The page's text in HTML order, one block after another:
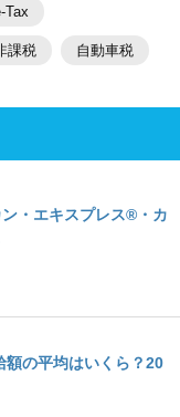
Tax
課税 自動車税
・エキスプレス®・カ
額の平均はいくら？20